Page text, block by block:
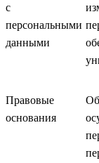
с
персональными
данными
Правовые
основания